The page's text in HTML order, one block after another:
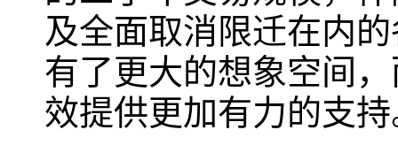
及全面取消限迁在内
有了更大的想象空间
效提供更加有力的支持